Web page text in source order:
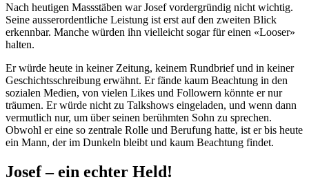
Nach heutigen Massstäben war Josef vordergründig nicht wichtig.
Seine ausserordentliche Leistung ist erst auf den zweiten Blick
erkennbar. Manche würden ihn vielleicht sogar für einen «Looser»
halten.
Er würde heute in keiner Zeitung, keinem Rundbrief und in keiner
Geschichtsschreibung erwähnt. Er fände kaum Beachtung in den
sozialen Medien, von vielen Likes und Followern könnte er nur
träumen. Er würde nicht zu Talkshows eingeladen, und wenn dann
vermutlich nur, um über seinen berühmten Sohn zu sprechen.
Obwohl er eine so zentrale Rolle und Berufung hatte, ist er bis heute
ein Mann, der im Dunkeln bleibt und kaum Beachtung findet.
Josef – ein echter Held!